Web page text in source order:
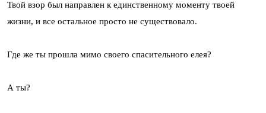
Твой взор был направлен к единственному моменту твоей
жизни, и все остальное просто не существовало.
Где же ты прошла мимо своего спасительного елея?
А ты?